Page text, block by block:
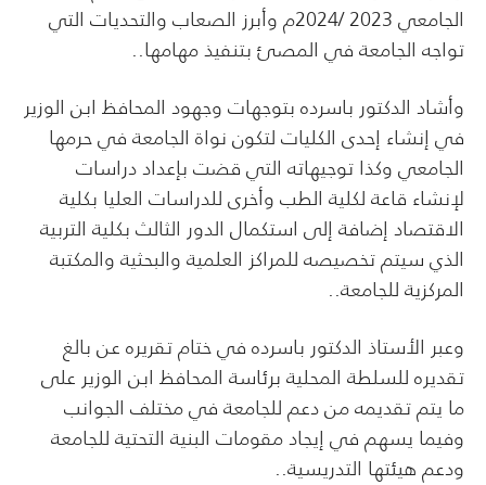
الجامعي 2023 /2024م وأبرز الصعاب والتحديات التي
تواجه الجامعة في المصئ بتنفيذ مهامها..
وأشاد الدكتور باسرده بتوجهات وجهود المحافظ ابن الوزير
في إنشاء إحدى الكليات لتكون نواة الجامعة في حرمها
الجامعي وكذا توجيهاته التي قضت بإعداد دراسات
لإنشاء قاعة لكلية الطب وأخرى للدراسات العليا بكلية
الاقتصاد إضافة إلى استكمال الدور الثالث بكلية التربية
الذي سيتم تخصيصه للمراكز العلمية والبحثية والمكتبة
المركزية للجامعة..
وعبر الأستاذ الدكتور باسرده في ختام تقريره عن بالغ
تقديره للسلطة المحلية برئاسة المحافظ ابن الوزير على
ما يتم تقديمه من دعم للجامعة في مختلف الجوانب
وفيما يسهم في إيجاد مقومات البنية التحتية للجامعة
ودعم هيئتها التدريسية..